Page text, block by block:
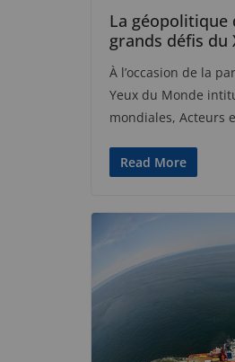
La géopolitique
grands défis du
À l’occasion de la
Yeux du Monde
mondiales, Acteurs
Read More